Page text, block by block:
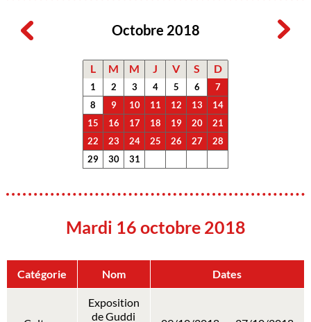
Octobre 2018
L M M J V S D
1 2 3 4 5 6
7
8
9 10 11 12 13
14
15
16 17 18 19 20
21
22
23 24 25 26 27
28
29
30 31
Mardi 16 octobre 2018
Catégorie Nom Dates
Exposition
de Guddi